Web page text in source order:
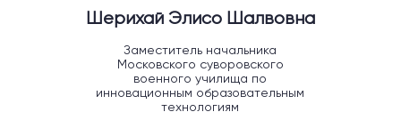
Шерихай Элисо Шалвовна
Заместитель начальника
Московского суворовского
военного училища по
инновационным образовательным
технологиям